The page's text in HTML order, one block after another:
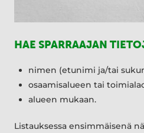
HAE SPARRAAJAN
nimen (etunimi ja/tai
osaamisalueen tai
alueen mukaan.
Listauksessa ensimmäisenä